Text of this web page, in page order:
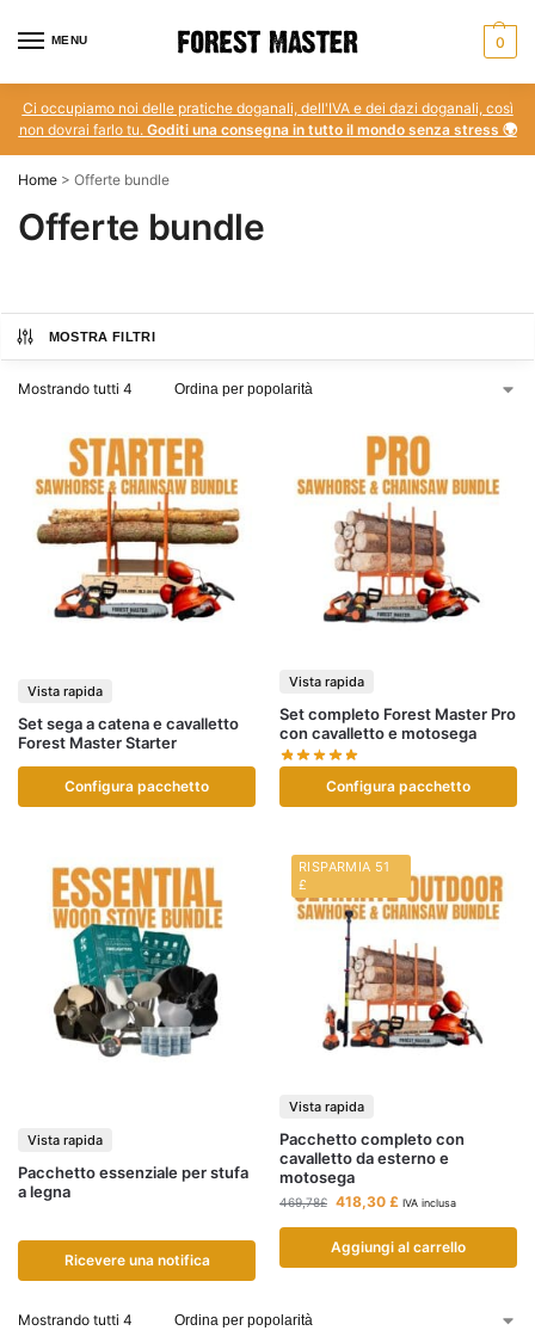
MENU 0
Ci occupiamo noi delle pratiche doganali, dell'IVA e dei dazi doganali, così
non dovrai farlo tu. Goditi una consegna in tutto il mondo senza stress 🌍
Home > Offerte bundle
Offerte bundle
MOSTRA FILTRI
Mostrando tutti 4
Set sega a catena e cavalletto
Forest Master Starter
Configura pacchetto
Vista rapida
Set completo Forest Master Pro
con cavalletto e motosega
Configura pacchetto
Vista rapida
Pacchetto essenziale per stufa
a legna
Ricevere una notifica
Vista rapida
RISPARMIA 51
£
Pacchetto completo con
cavalletto da esterno e
motosega
469,78£ 418,30 £ IVA inclusa
Aggiungi al carrello
Vista rapida
Mostrando tutti 4